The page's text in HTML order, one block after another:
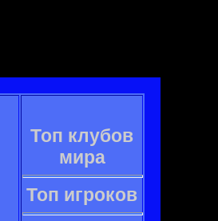
Топ клубов
мира
Топ игроков